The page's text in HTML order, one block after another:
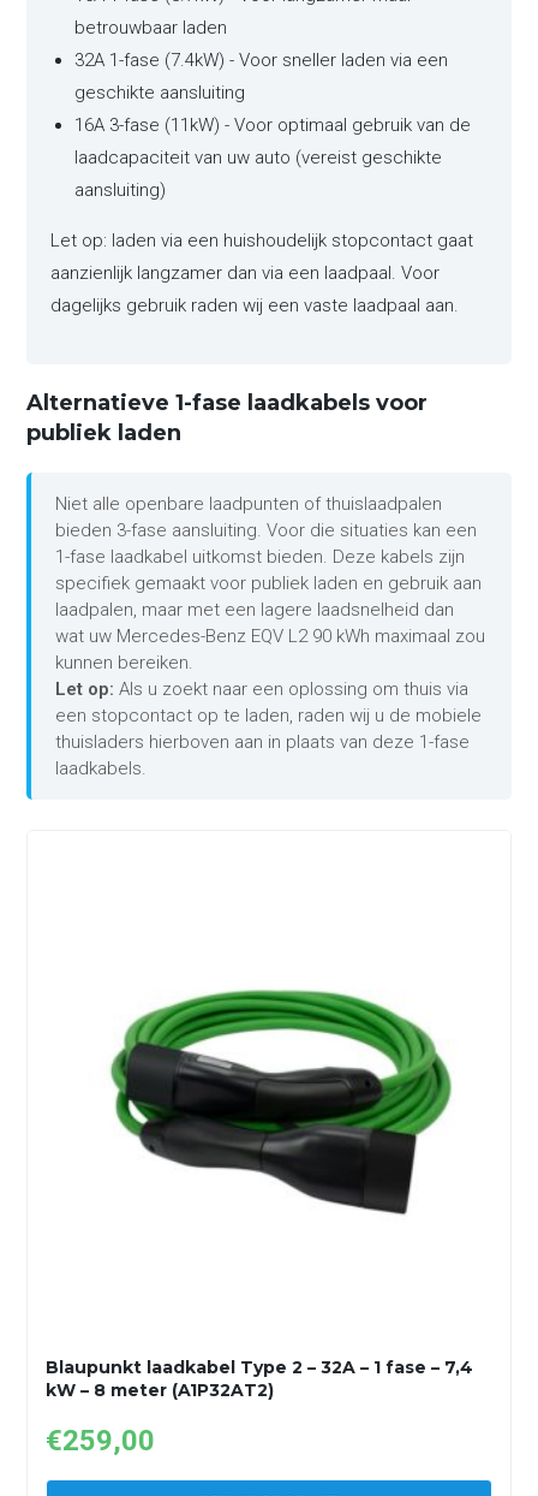
betrouwbaar laden
32A 1-fase (7.4kW) - Voor sneller laden via een
geschikte aansluiting
16A 3-fase (11kW) - Voor optimaal gebruik van de
laadcapaciteit van uw auto (vereist geschikte
aansluiting)
Let op: laden via een huishoudelijk stopcontact gaat
aanzienlijk langzamer dan via een laadpaal. Voor
dagelijks gebruik raden wij een vaste laadpaal aan.
Alternatieve 1-fase laadkabels voor
publiek laden
Niet alle openbare laadpunten of thuislaadpalen
bieden 3-fase aansluiting. Voor die situaties kan een
1-fase laadkabel uitkomst bieden. Deze kabels zijn
specifiek gemaakt voor publiek laden en gebruik aan
laadpalen, maar met een lagere laadsnelheid dan
wat uw Mercedes-Benz EQV L2 90 kWh maximaal zou
kunnen bereiken.
Let op: Als u zoekt naar een oplossing om thuis via
een stopcontact op te laden, raden wij u de mobiele
thuisladers hierboven aan in plaats van deze 1-fase
laadkabels.
Blaupunkt laadkabel Type 2 – 32A – 1 fase – 7,4
kW – 8 meter (A1P32AT2)
€259,00